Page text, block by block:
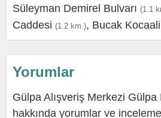
Süleyman Demirel Bulvarı (1.1
Caddesi (1.2 km.), Bucak
Yorumlar
Gülpa Alışveriş Merkezi Gülpa
hakkında yorumlar ve